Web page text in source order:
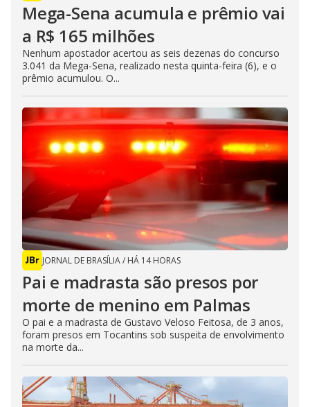
Mega-Sena acumula e prêmio vai
a R$ 165 milhões
Nenhum apostador acertou as seis dezenas do concurso
3.041 da Mega-Sena, realizado nesta quinta-feira (6), e o
prêmio acumulou. O...
JORNAL DE BRASÍLIA/ HÁ 14 HORAS
Pai e madrasta são presos por
morte de menino em Palmas
O pai e a madrasta de Gustavo Veloso Feitosa, de 3 anos,
foram presos em Tocantins sob suspeita de envolvimento
na morte da...